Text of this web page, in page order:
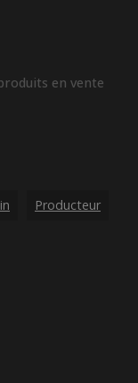
en vente
Producteur